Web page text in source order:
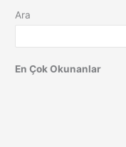
Ara
En Çok Okunanlar